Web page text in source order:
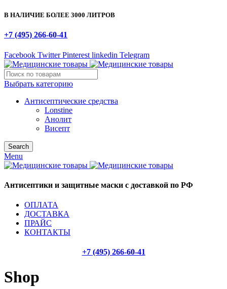
В НАЛИЧИЕ БОЛЕЕ 3000 ЛИТРОВ
+7 (495) 266-60-41
Facebook Twitter Pinterest linkedin Telegram
Выбрать категорию
Антисептические средства
Lonstine
Анолит
Висепт
Search
Menu
Антисептики и защитные маски с доставкой по РФ
ОПЛАТА
ДОСТАВКА
ПРАЙС
КОНТАКТЫ
+7 (495) 266-60-41
Shop